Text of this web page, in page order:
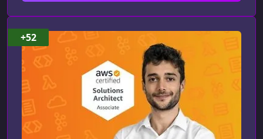
кода приложения.Зачем изучать Spring
Framework DevOps на AWSSpring Boot стал
стандартом для корпоративных Java-
приложений, а AWS – для размещения
производственны
+52